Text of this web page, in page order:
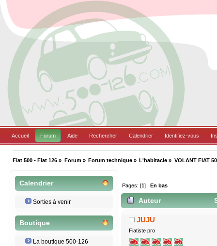
Accueil Forum Aide Rechercher Calendrier Identifiez-vous
Fiat 500 • Fiat 126 » Forum» Forum technique» L'habitacle » VOLANT FIAT
Calendrier
Sorties à venir
Boutique
La boutique 500-126
Pages: [1] En bas
Auteur
JUJU
Fiatiste pro